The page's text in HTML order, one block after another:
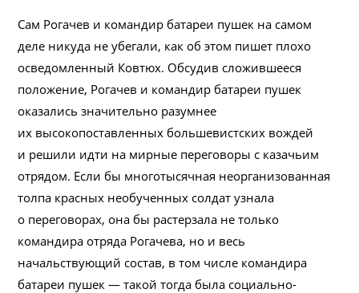
Сам Рогачев и командир батареи пушек на самом
деле никуда не убегали, как об этом пишет плохо
осведомленный Ковтюх. Обсудив сложившееся
положение, Рогачев и командир батареи пушек
оказались значительно разумнее
их высокопоставленных большевистских вождей
и решили идти на мирные переговоры с казачьим
отрядом. Если бы многотысячная неорганизованная
толпа красных необученных солдат узнала
о переговорах, она бы растерзала не только
командира отряда Рогачева, но и весь
начальствующий состав, в том числе командира
батареи пушек — такой тогда была социально-